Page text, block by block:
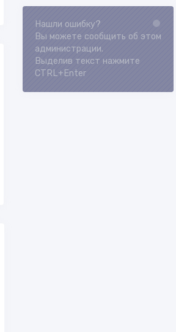
Loading...
Нашли ошибку?
Вы можете сообщить об этом
администрации.
Выделив текст нажмите
CTRL+Enter